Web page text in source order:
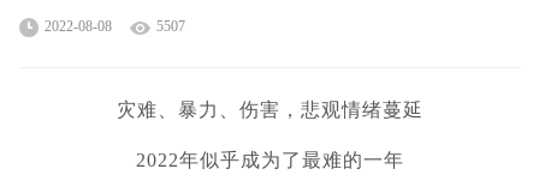
2022-08-08 5507
灾难、暴力、伤害，悲观情绪蔓延
2022年似乎成为了最难的一年